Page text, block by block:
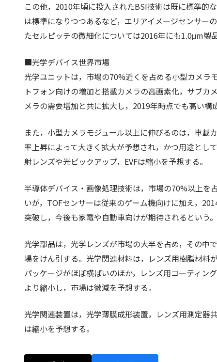
この他，2010年頃に投入されたBSI技術は既に標準的
は標準になりつつあるなど，エリアイメージセンサー
たセルピッチの微細化については2016年にも1.0μm製
■光学デバイス世界市場
光学ユニットは，市場の70%近くを占める小型カメラ
トフォン向けの増加と搭載カメラの高画素化，サブ
メラの需要増加と共に拡大し，2019年時点でも高い構
また，小型カメラモジュール以上に伸びるのは，車載
率上昇によって大きく拡大が予想され，かつ用途とし
射レンズや光ピックアップ，EVFは縮小を予想する。
半導体デバイス・画像処理技術は，市場の70%以上を
いが，TOFセンサーは従来のゲーム機向けに加え，
突破し，今後も家電や自動車向けが期待されるという。
光学部品は，光学レンズが市場の大半を占め，その中
場をけん引する。光学関連材料は，レンズ用樹脂材料
パッケージがほぼ横ばいのほか，レンズ用コーティン
より縮小し，市場は微減を予想する。
光学関連装置は，光学薄膜成形装置，レンズ用測定器
は縮小を予想する。